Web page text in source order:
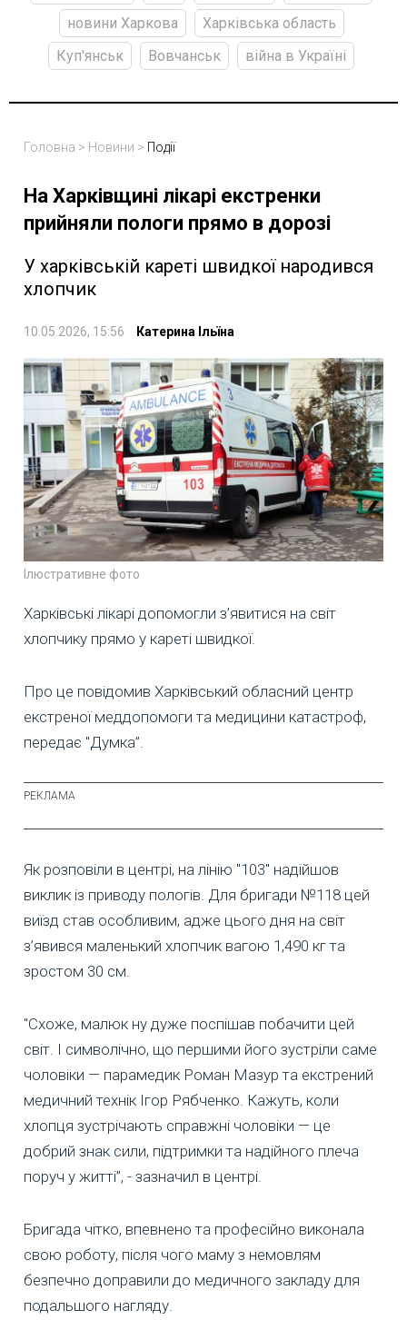
новини Харкова
Харківська область
Куп'янськ
Вовчанськ війна в Україні
Головна > Новини > Події
На Харківщині лікарі екстренки
прийняли пологи прямо в дорозі
У харківській кареті швидкої народився
хлопчик
10.05.2026, 15:56 Катерина Ільїна
Ілюстративне фото
Харківські лікарі допомогли з’явитися на світ
хлопчику прямо у кареті швидкої.
Про це повідомив Харківський обласний центр
екстреної меддопомоги та медицини катастроф,
передає "Думка”.
Як розповіли в центрі, на лінію "103" надійшов
виклик із приводу пологів. Для бригади №118 цей
виїзд став особливим, адже цього дня на світ
з’явився маленький хлопчик вагою 1,490 кг та
зростом 30 см.
"Схоже, малюк ну дуже поспішав побачити цей
світ. І символічно, що першими його зустріли саме
чоловіки — парамедик Роман Мазур та екстрений
медичний технік Ігор Рябченко. Кажуть, коли
хлопця зустрічають справжні чоловіки — це
добрий знак сили, підтримки та надійного плеча
поруч у житті”, - зазначил в центрі.
Бригада чітко, впевнено та професійно виконала
свою роботу, після чого маму з немовлям
безпечно доправили до медичного закладу для
подальшого нагляду.